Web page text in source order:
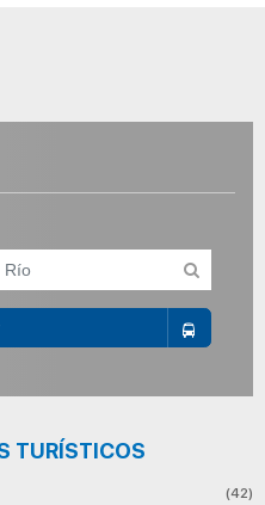
TURÍSTICOS
(42)